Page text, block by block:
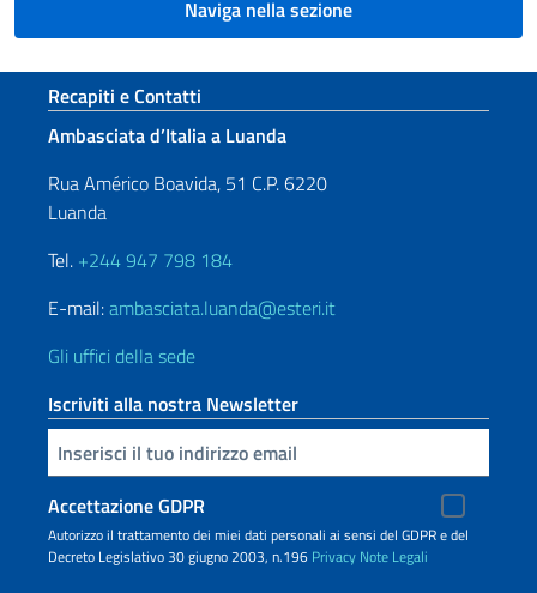
Naviga nella sezione
Sezione footer
Recapiti e Contatti
Ambasciata d’Italia a Luanda
Rua Américo Boavida, 51 C.P. 6220
Luanda
Tel. +244 947 798 184
E-mail:ambasciata.luanda@esteri.it
Gli uffici della sede
Iscriviti alla nostra Newsletter
Inserisci la tua email
Accettazione GDPR
Autorizzo il trattamento dei miei dati personali ai sensi del GDPR e del
Decreto Legislativo 30 giugno 2003, n.196 Privacy Note Legali